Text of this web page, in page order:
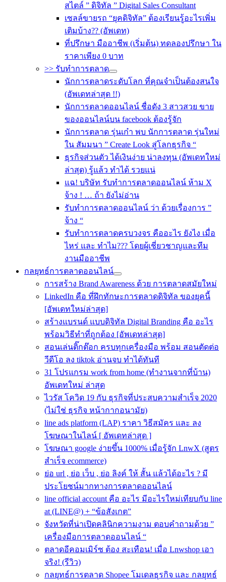
สไตล์ ” ดิจิทัล ” Digital Sales Consultant
เซลล์ขายรถ “ยุคดิจิทัล” ต้องเรียนรู้อะไรเพิ่ม
เติมบ้าง?? (อัพเดท)
ที่ปรึกษา มืออาชีพ (เริ่มต้น) ทดลองปรึกษา ใน
ราคาเพียง 0 บาท
>> รับทำการตลาด
นักการตลาดระดับโลก ที่คุณจำเป็นต้องสนใจ
(อัพเดทล่าสุด !!)
นักการตลาดออนไลน์ ชื่อดัง 3 สาวสวย ขาย
ของออนไลน์บน facebook ต้องรู้จัก
นักการตลาด รุ่นเก๋า พบ นักการตลาด รุ่นใหม่
ใน สัมมนา ” Create Look สู่โลกธุรกิจ “
ธุรกิจส่วนตัว ได้เงินง่าย น่าลงทุน (อัพเดทใหม่
ล่าสุด) รู้แล้ว ทำได้ รวยแน่
แฉ! บริษัท รับทำการตลาดออนไลน์ ห้าม X
จ้าง ! … ถ้า ยังไม่อ่าน
รับทําการตลาดออนไลน์ ว่า ด้วยเรื่องการ ”
จ้าง “
รับทำการตลาดครบวงจร คืออะไร ยังไง เมื่อ
ไหร่ และ ทำไม??? โดยผู้เชี่ยวชาญและทีม
งานมืออาชีพ
กลยุทธ์การตลาดออนไลน์
การสร้าง Brand Awareness ด้วย การตลาดสมัยใหม่
LinkedIn คือ ที่ฝึกทักษะการตลาดดิจิทัล ของยุคนี้
[อัพเดทใหม่ล่าสุด]
สร้างแบรนด์ แบบดิจิทัล Digital Branding คือ อะไร
พร้อมวิธีทำที่ถูกต้อง [อัพเดทล่าสุด]
สอนเล่นติ๊กต๊อก ครบทุกเครื่องมือ พร้อม สอนตัดต่อ
วีดีโอ ลง tiktok อ่านจบ ทำได้ทันที
31 โปรแกรม work from home (ทำงานจากที่บ้าน)
อัพเดทใหม่ ล่าสุด
ไวรัส โควิด 19 กับ ธุรกิจที่ประสบความสําเร็จ 2020
(ไม่ใช่ ธุรกิจ หน้ากากอนามัย)
line ads platform (LAP) ราคา วิธีสมัคร และ ลง
โฆษณาในไลน์ [ อัพเดทล่าสุด ]
โฆษณา google ง่ายขึ้น 1000% เมื่อรู้จัก LnwX (สูตร
สำเร็จ ecommerce)
ย่อ url , ย่อ เว็บ , ย่อ ลิงค์ ให้ สั้น แล้วได้อะไร ? มี
ประโยชน์มากทางการตลาดออนไลน์
line official account คือ อะไร มีอะไรใหม่เทียบกับ line
at (LINE@) + “ข้อสังเกต”
จังหวัดที่น่าเปิดคลินิกความงาม ตอบคำถามด้วย ”
เครื่องมือการตลาดออนไลน์ “
ตลาดอีคอมเมิร์ซ ต้อง สะเทือน! เมื่อ Lnwshop เอา
จริง! (รีวิว)
กลยุทธ์การตลาด Shopee โมเดลธุรกิจ และ กลยุทธ์